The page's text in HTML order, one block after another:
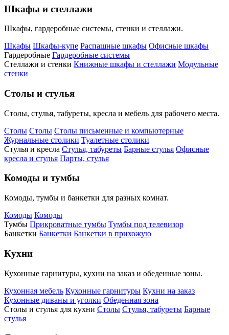
Шкафы и стеллажи
Шкафы, гардеробные системы, стенки и стеллажи.
Шкафы Шкафы-купе Распашные шкафы Офисные шкафы
Гардеробные Гардеробные системы
Стеллажи и стенки Книжные шкафы и стеллажи Модульные
стенки
Столы и стулья
Столы, стулья, табуреты, кресла и мебель для рабочего места.
Столы Столы Столы письменные и компьютерные
Журнальные столики Туалетные столики
Стулья и кресла Стулья, табуреты Барные стулья Офисные
кресла и стулья Парты, стулья
Комоды и тумбы
Комоды, тумбы и банкетки для разных комнат.
Комоды Комоды
Тумбы Прикроватные тумбы Тумбы под телевизор
Банкетки Банкетки Банкетки в прихожую
Кухни
Кухонные гарнитуры, кухни на заказ и обеденные зоны.
Кухонная мебель Кухонные гарнитуры Кухни на заказ
Кухонные диваны и уголки Обеденная зона
Столы и стулья для кухни Столы Стулья, табуреты Барные
стулья